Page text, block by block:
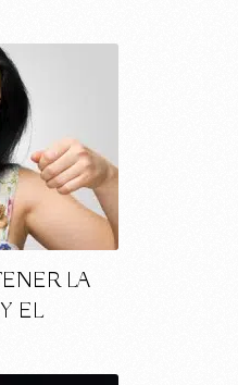
LA
EL